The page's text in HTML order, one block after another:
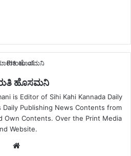
ಹೊಸಮನಿ
is Editor of Sihi Kahi Kannada Daily
Daily Publishing News Contents from
Own Contents. Over the Print Media
Website.
Website